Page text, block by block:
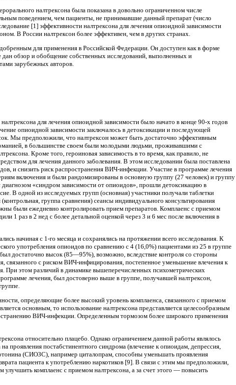
налтрексона была пока­зана в довольно ограниченном числе
поведением, чем пациенты, не принимавшие дан­ный препарат (число
[1] эф­фективности налтрексона для лечения опиоидной зависимости
В России налтрексон более эффективен, чем в других странах.
для применения в Россий­ской Федерации. Он доступен как в форме
обзор и обобщение собственных исследований, выполненных и
зарубежных авторов.
для лечения опиоидной зависимости было начато в конце 90-х годов
опиоидной зависимости заключалось в детоксикации и последующей
Мы предположили, что налтрексон может быть доста­точно эффективным
в большин­стве своем были молодыми людьми, проживавшими с
Кроме того, героиновая за­висимость в то время, как правило, не
для лечения данного заболевания. В этом исследовании была поставлена
и снизить риск распространения ВИЧ-инфекции. Участие в программе лечения
вклю­чения и были рандомизированы в основную группу (27 человек) и группу
«синдром зависимости от опиоидов», прошли детоксикацию в
В одной из исследуемых групп (основная) участники получали таблетки
группа сравнения) сеансы индивиду­ального консультирования
были ежедневно контролировать прием препаратов. Комплаенс с приемом
1 раз в 2 нед с более детальной оценкой через 3 и 6 мес после вклю­чения в
начиная с 1-го месяца и сохра­нялись на протяжении всего исследования. К
употребления опиоидов по сравнению с 4 (16,0%) пациентами из 25 в группе
до­статочно высок (85—95%), возможно, вследствие контроля со стороны
связанного с риском ВИЧ-инфицирования, постепенное умень­шение влечения к
При этом различий в динамике вышеперечисленных психометрических
лечения, был достоверно выше в группе, получавшей налтрексон,
определяющие более высо­кий уровень комплаенса, связанного с приемом
основным, то исполь­зование налтрексона представляется целесообраз­ным
ВИЧ-инфекции. Опре­деленным тормозом более широкого применения
относительно плацебо. Од­нако ограничением данной работы являлось
проявления постабстинентного син­дрома (влечение к опиоидам, депрессия,
(СИОЗС), например циталопрам, способны уменьшать проявления
пациента к употреблению наркотиков [9]. В связи с этим мы предположили,
комплаенс с приемом налтрексона, а за счет этого — повы­сить